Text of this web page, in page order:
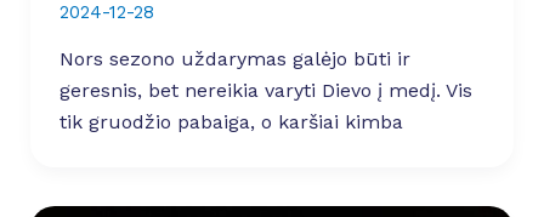
2024-12-28
Nors sezono uždarymas galėjo būti ir
geresnis, bet nereikia varyti Dievo į medį. Vis
tik gruodžio pabaiga, o karšiai kimba